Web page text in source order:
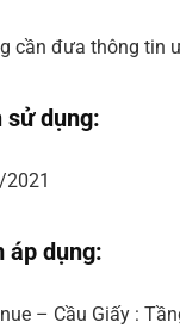
cần đưa thông tin
sử dụng:
áp dụng:
– Cầu Giấy :